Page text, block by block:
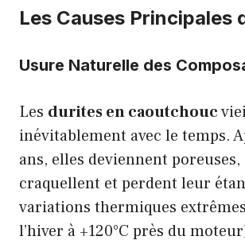
Les Causes Principales
Usure Naturelle des
Les durites en caoutchouc
inévitablement avec le temps.
ans, elles deviennent poreuses,
craquellent et perdent leur
variations thermiques
l’hiver à +120°C près du